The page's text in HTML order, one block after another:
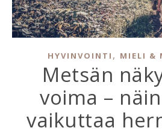
HYVINVOINTI , MIELI &
Metsän
voima –
vaikuttaa